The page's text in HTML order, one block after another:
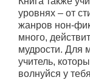
уровнях – от
жанров нон-
много,
мудрости. Для
учитель,
волнуйся у